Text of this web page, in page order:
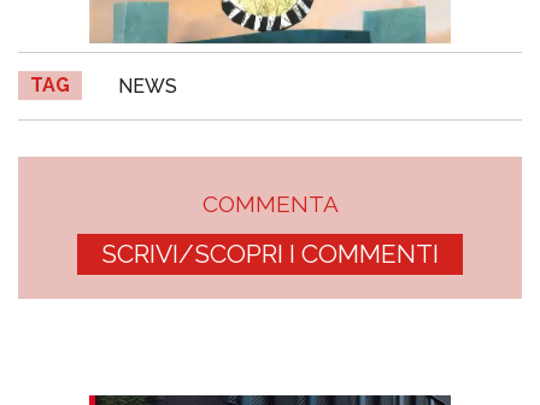
TAG NEWS
COMMENTA
SCRIVI/SCOPRI I COMMENTI